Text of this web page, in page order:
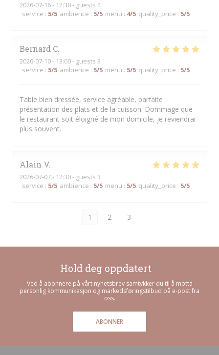
2026-07-16- 12:30 - guests 4
service : 5/5 ambience : 5/5 menu : 4/5 quality_price : 5/5
Bernard C
2026-07-10- 13:00 - guests 3
service : 5/5 ambience : 5/5 menu : 5/5 quality_price : 5/5
Table bien dressée, service agréable, parfaite
présentation des plats et de la cuisson. Dommage que
le restaurant soit éloigné de mon domicile, je reviendrai
plus souvent.
Alain V
2026-07-07- 12:30 - guests 3
service : 5/5 ambience : 5/5 menu : 5/5 quality_price : 5/5
1 2 3
Hold deg oppdatert *
Ved å abonnere på vårt nyhetsbrev samtykker du til å motta
personlig kommunikasjon og markedsføringstilbud på e-post fra
oss.
ABONNER